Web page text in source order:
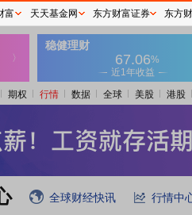
期权 行情 数据 全球 美股 港股
全球财经快讯 行情中
富 天天基金网 东方财富证券 东方